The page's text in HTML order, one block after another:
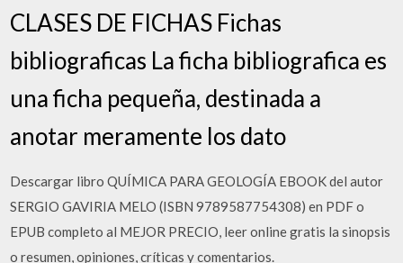
CLASES DE FICHAS Fichas
bibliograficas La ficha bibliografica es
una ficha pequeña, destinada a
anotar meramente los dato
Descargar libro QUÍMICA PARA GEOLOGÍA EBOOK del autor
SERGIO GAVIRIA MELO (ISBN 9789587754308) en PDF o
EPUB completo al MEJOR PRECIO, leer online gratis la sinopsis
o resumen, opiniones, críticas y comentarios.